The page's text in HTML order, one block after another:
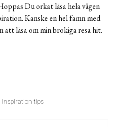
Du orkat läsa hela vägen
Kanske en hel famn med
att läsa om min brokiga resa hit.
inspiration tips